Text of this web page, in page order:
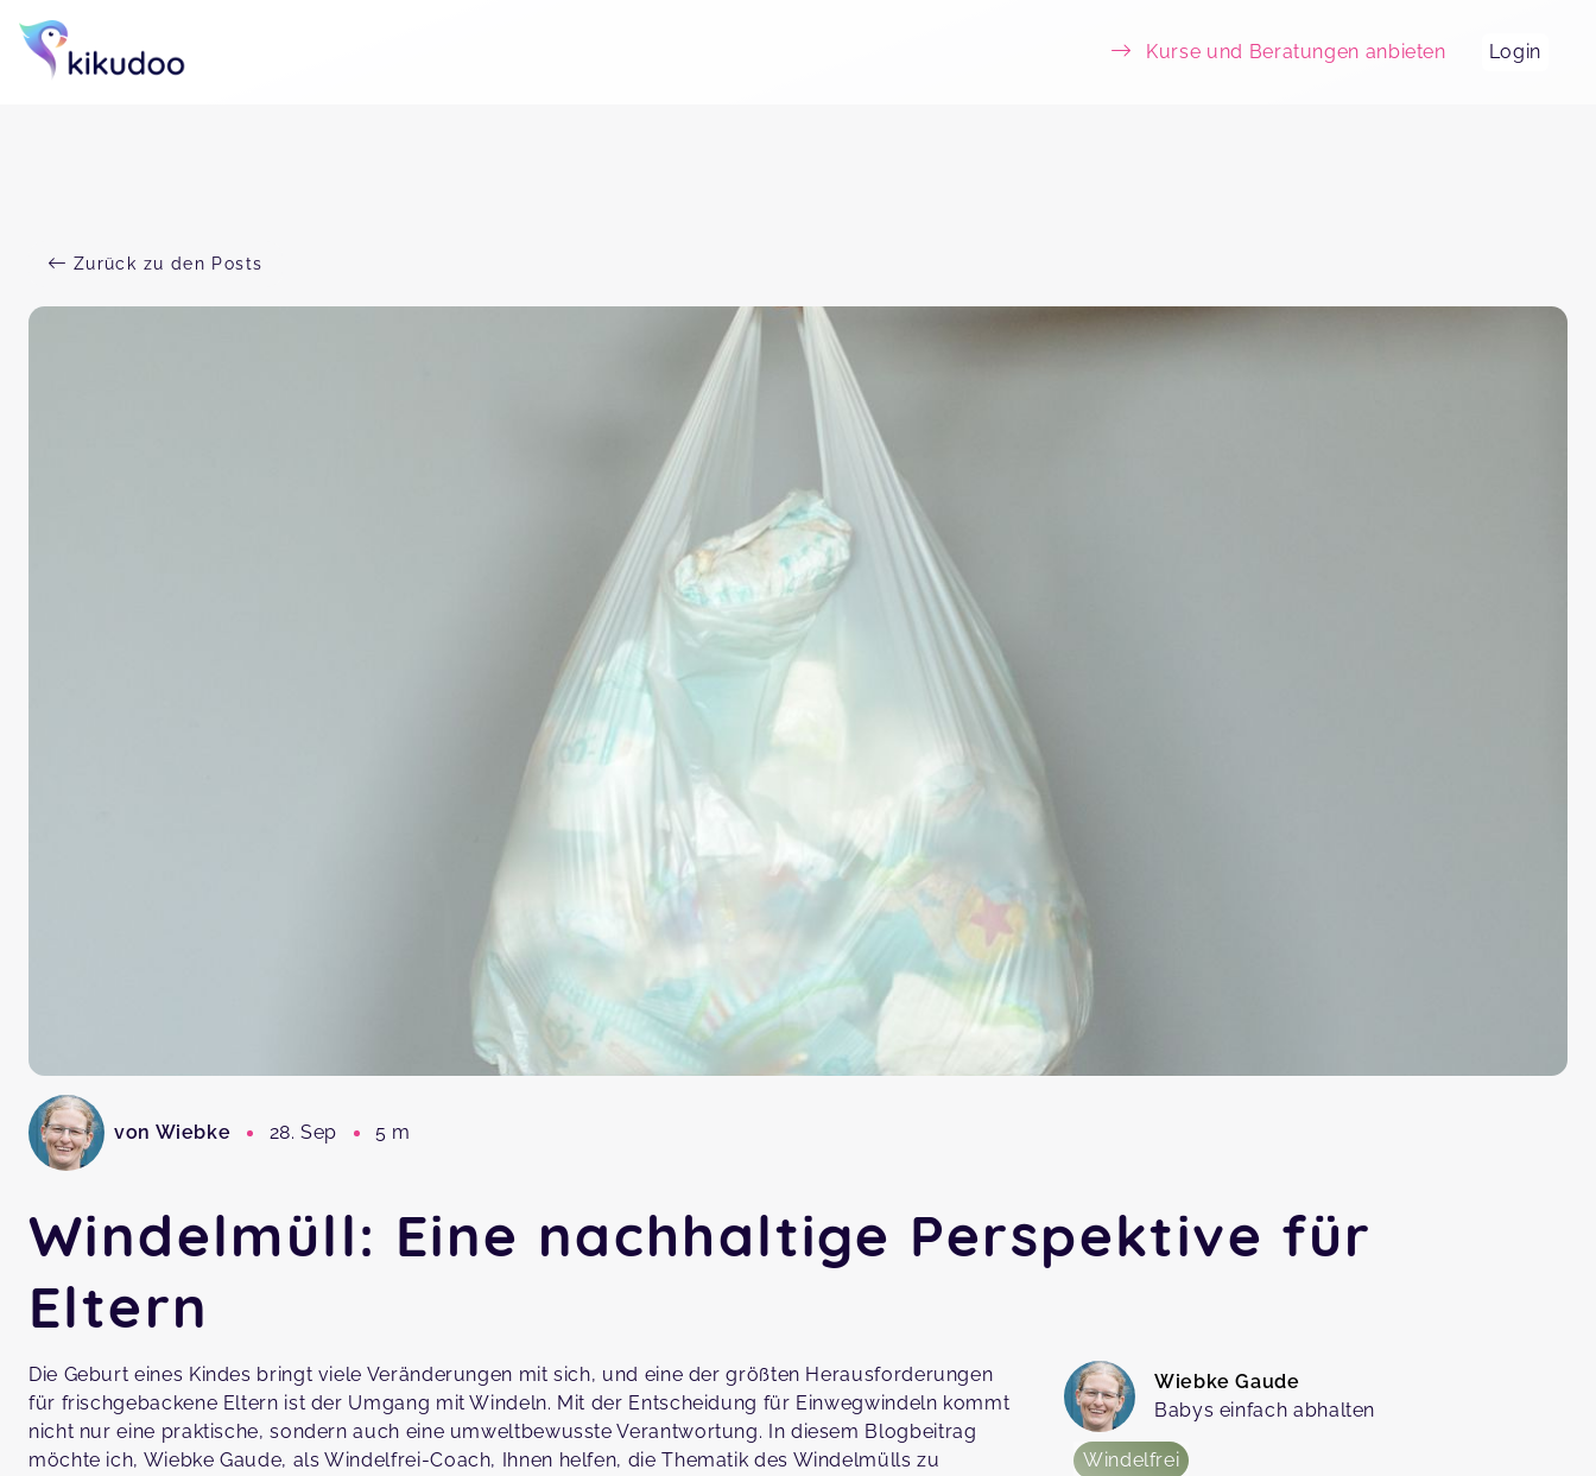
Kurse und Beratungen anbieten Login
Zurück zu den Posts
von Wiebke 28. Sep 5 m
Windelmüll: Eine nachhaltige Perspektive für
Eltern
Die Geburt eines Kindes bringt viele Veränderungen mit sich, und eine der größten Herausforderungen
für frischgebackene Eltern ist der Umgang mit Windeln. Mit der Entscheidung für Einwegwindeln kommt
nicht nur eine praktische, sondern auch eine umweltbewusste Verantwortung. In diesem Blogbeitrag
möchte ich, Wiebke Gaude, als Windelfrei-Coach, Ihnen helfen, die Thematik des Windelmülls zu
Wiebke Gaude
Babys einfach abhalten
Windelfrei